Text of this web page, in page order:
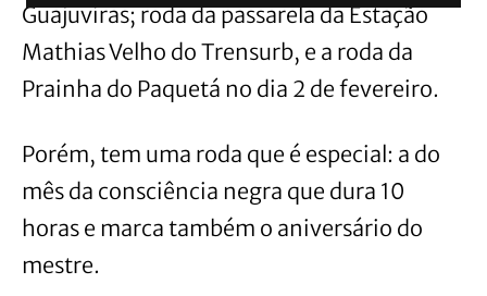
Guajuviras; roda da passarela da Estação
Mathias Velho do Trensurb, e a roda da
Prainha do Paquetá no dia 2 de fevereiro.
Porém, tem uma roda que é especial: a do
mês da consciência negra que dura 10
horas e marca também o aniversário do
mestre.